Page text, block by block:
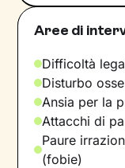
Aree di
Difficoltà
Disturbo
Ansia per la
Attacchi di
Paure
(fobie)